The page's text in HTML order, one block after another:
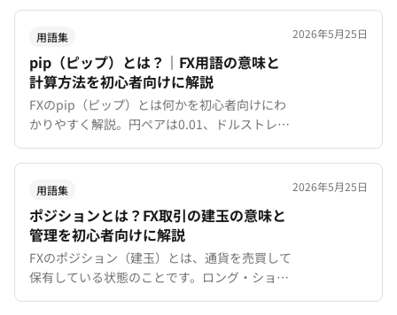
ト・デメリットを初心者向けに解説。
用語集
pip（ピップ）とは？｜FX用語の意味と
計算方法を初心者向けに解説
FXのpip（ピップ）とは何かを初心者向けにわ
かりやすく解説。円ペアは0.01、ドルストレー
トは0.0001が1pip。pip価値の計算方法と
XMTradingでの活用法まで網羅。
2026年5月25日
用語集
ポジションとは？FX取引の建玉の意味と
管理を初心者向けに解説
FXのポジション（建玉）とは、通貨を売買して
保有している状態のことです。ロング・ショー
トの違い、ポジションの開き方と閉じ方、適切
2026年5月25日